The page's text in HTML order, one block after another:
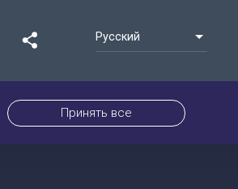
Русский
Принять все